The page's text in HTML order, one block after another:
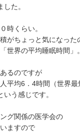
た。
時くらい。
がちょっと気になった
世界の平均睡眠時間」。
るのですが
平均6．4時間（世界最
う感じです。
グ関係の医学会の
ますので